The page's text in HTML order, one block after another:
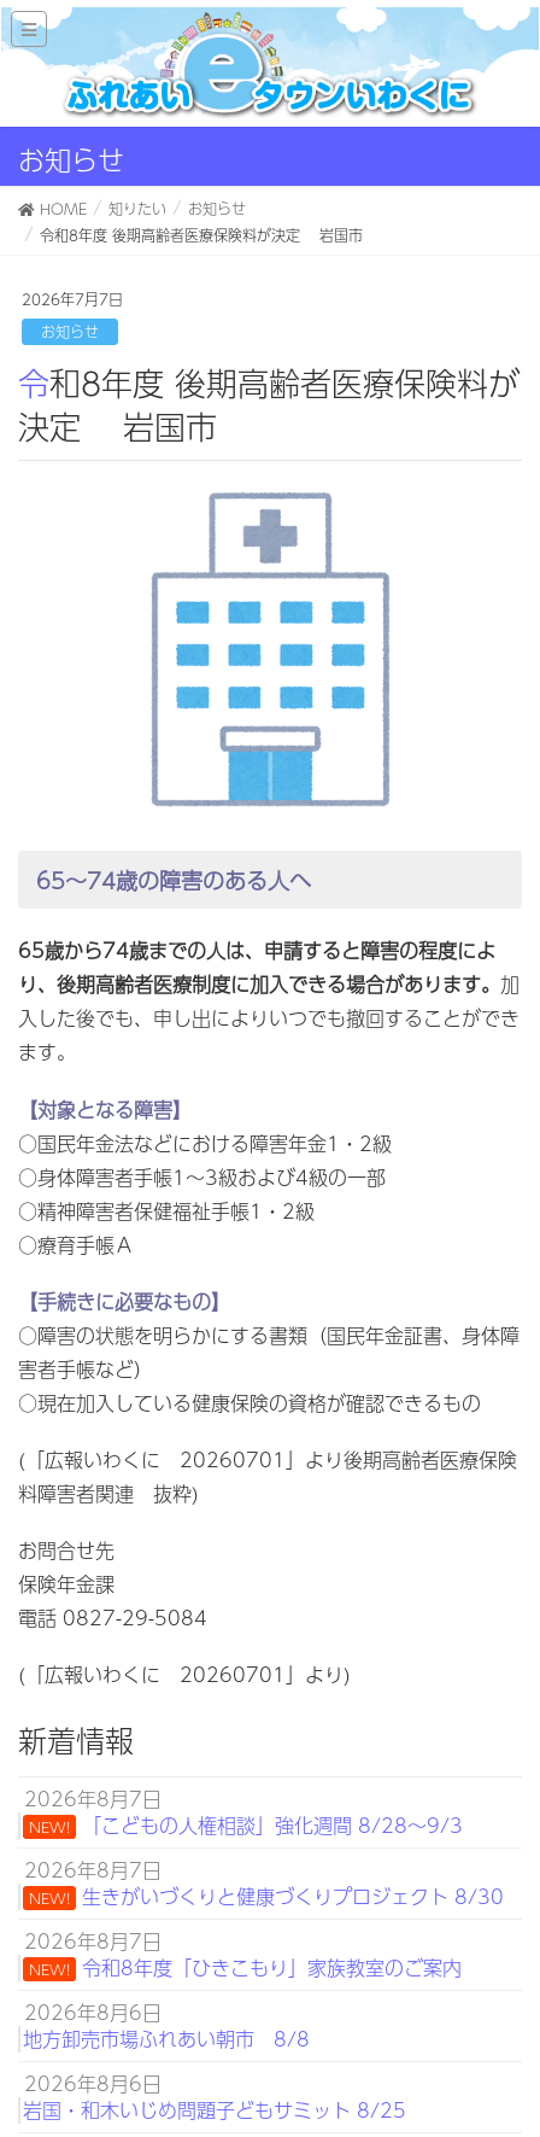
お知らせ
HOME 知りたい
お知らせ
令和8年度 後期高齢者医療保険料が決定 岩国市
2026年7月7日
お知らせ
令和8年度 後期高齢者医療保険料が
決定 岩国市
65～74歳の障害のある人へ
65歳から74歳までの人は、申請すると障害の程度によ
り、後期高齢者医療制度に加入できる場合があります。 加
入した後でも、申し出によりいつでも撤回することができ
ます。
【対象となる障害】
○国民年金法などにおける障害年金1・2級
○身体障害者手帳1～3級および4級の一部
○精神障害者保健福祉手帳1・2級
○療育手帳Ａ
【手続きに必要なもの】
○障害の状態を明らかにする書類（国民年金証書、身体障
害者手帳など）
○現在加入している健康保険の資格が確認できるもの
(「広報いわくに 20260701」より後期高齢者医療保険
料障害者関連 抜粋)
お問合せ先
保険年金課
電話 0827-29-5084
(「広報いわくに 20260701」より)
新着情報
2026年8月7日
NEW!
「こどもの人権相談」強化週間 8/28～9/3
2026年8月7日
NEW! 生きがいづくりと健康づくりプロジェクト 8/30
2026年8月7日
NEW! 令和8年度「ひきこもり」家族教室のご案内
2026年8月6日
地方卸売市場ふれあい朝市 8/8
2026年8月6日
岩国・和木いじめ問題子どもサミット 8/25